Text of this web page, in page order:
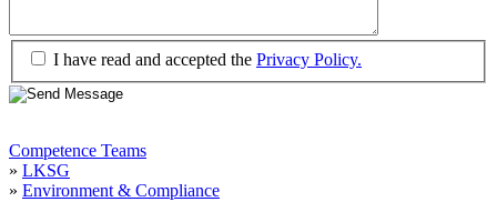
I have read and accepted the Privacy Policy.
Competence Teams
» LKSG
» Environment & Compliance